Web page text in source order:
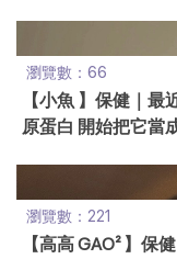
瀏覽數：66
【小魚 】保健｜
原蛋白 開始把它當
瀏覽數：221
【高高 GAO² 】